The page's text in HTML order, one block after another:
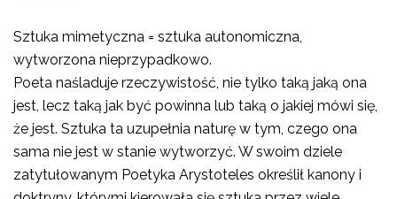
Sztuka mimetyczna = sztuka autonomiczna,
wytworzona nieprzypadkowo.
Poeta naśladuje rzeczywistość, nie tylko taką jaką ona
jest, lecz taką jak być powinna lub taką o jakiej mówi się,
że jest. Sztuka ta uzupełnia naturę w tym, czego ona
sama nie jest w stanie wytworzyć. W swoim dziele
zatytułowanym Poetyka Arystoteles określił kanony i